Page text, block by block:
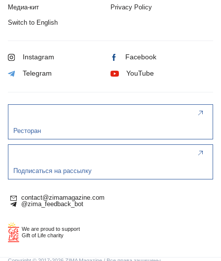
Медиа-кит Privacy Policy
Switch to English
Instagram Facebook
Telegram YouTube
Ресторан
Подписаться на рассылку
contact@zimamagazine.com
@zima_feedback_bot
We are proud to support
Gift of Life charity